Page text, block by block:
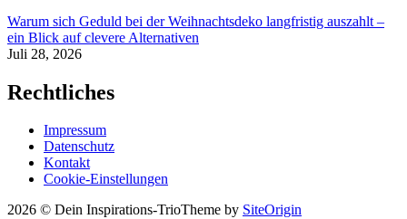
Warum sich Geduld bei der Weihnachtsdeko langfristig auszahlt –
ein Blick auf clevere Alternativen
Juli 28, 2026
Rechtliches
Impressum
Datenschutz
Kontakt
Cookie-Einstellungen
2026 © Dein Inspirations-TrioTheme by SiteOrigin